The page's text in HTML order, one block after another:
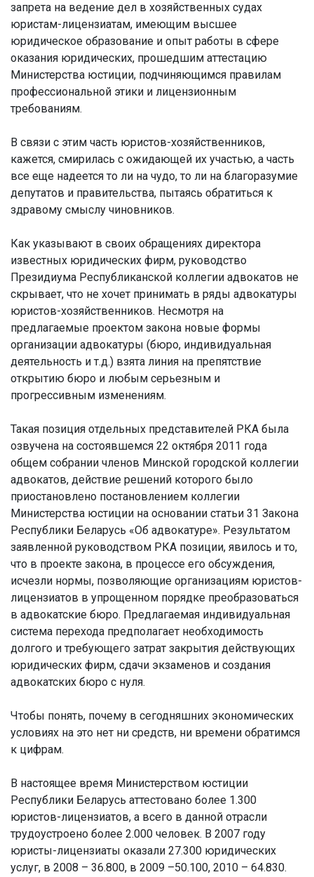
запрета на ведение дел в хозяйственных судах
юристам-лицензиатам, имеющим высшее
юридическое образование и опыт работы в сфере
оказания юридических, прошедшим аттестацию
Министерства юстиции, подчиняющимся правилам
профессиональной этики и лицензионным
требованиям.
В связи с этим часть юристов-хозяйственников,
кажется, смирилась с ожидающей их участью, а часть
все еще надеется то ли на чудо, то ли на благоразумие
депутатов и правительства, пытаясь обратиться к
здравому смыслу чиновников.
Как указывают в своих обращениях директора
известных юридических фирм, руководство
Президиума Республиканской коллегии адвокатов не
скрывает, что не хочет принимать в ряды адвокатуры
юристов-хозяйственников. Несмотря на
предлагаемые проектом закона новые формы
организации адвокатуры (бюро, индивидуальная
деятельность и т.д.) взята линия на препятствие
открытию бюро и любым серьезным и
прогрессивным изменениям.
Такая позиция отдельных представителей РКА была
озвучена на состоявшемся 22 октября 2011 года
общем собрании членов Минской городской коллегии
адвокатов, действие решений которого было
приостановлено постановлением коллегии
Министерства юстиции на основании статьи 31 Закона
Республики Беларусь «Об адвокатуре». Результатом
заявленной руководством РКА позиции, явилось и то,
что в проекте закона, в процессе его обсуждения,
исчезли нормы, позволяющие организациям юристов-
лицензиатов в упрощенном порядке преобразоваться
в адвокатские бюро. Предлагаемая индивидуальная
система перехода предполагает необходимость
долгого и требующего затрат закрытия действующих
юридических фирм, сдачи экзаменов и создания
адвокатских бюро с нуля.
Чтобы понять, почему в сегодняшних экономических
условиях на это нет ни средств, ни времени обратимся
к цифрам.
В настоящее время Министерством юстиции
Республики Беларусь аттестовано более 1.300
юристов-лицензиатов, а всего в данной отрасли
трудоустроено более 2.000 человек. В 2007 году
юристы-лицензиаты оказали 27.300 юридических
услуг, в 2008 – 36.800, в 2009 –50.100, 2010 – 64.830.